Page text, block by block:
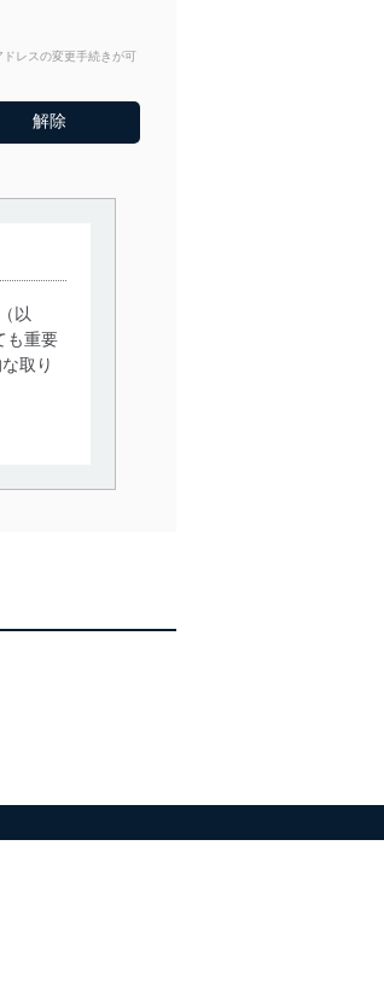
レスの変更手続きが可
以
も重要
取り
な範
情報